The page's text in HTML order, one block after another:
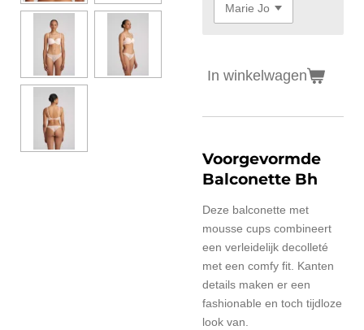
In winkelwagen
Voorgevormde
Balconette Bh
Deze balconette met
mousse cups combineert
een verleidelijk decolleté
met een comfy fit. Kanten
details maken er een
fashionable en toch tijdloze
look van.